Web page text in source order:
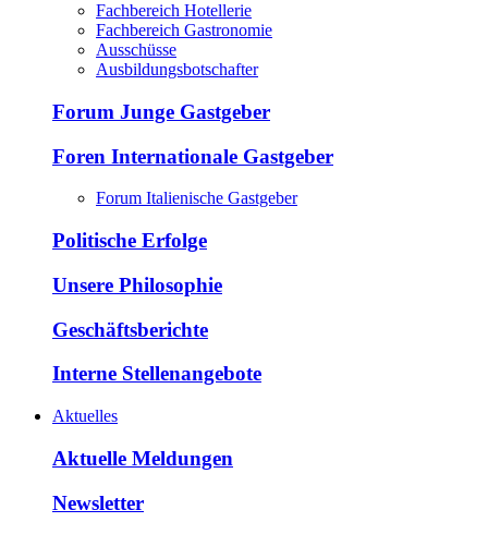
Fachbereich Hotellerie
Fachbereich Gastronomie
Ausschüsse
Ausbildungsbotschafter
Forum Junge Gastgeber
Foren Internationale Gastgeber
Forum Italienische Gastgeber
Politische Erfolge
Unsere Philosophie
Geschäftsberichte
Interne Stellenangebote
Aktuelles
Aktuelle Meldungen
Newsletter